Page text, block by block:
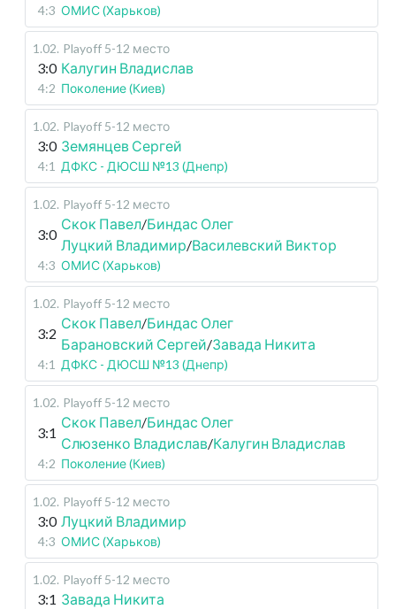
4:3 ОМИС (Харьков)
1.02. Playoff 5-12 место
3:0 Калугин Владислав
4:2 Поколение (Киев)
1.02. Playoff 5-12 место
3:0 Земянцев Сергей
4:1 ДФКС - ДЮСШ №13 (Днепр)
1.02. Playoff 5-12 место
3:0
Скок Павел/Биндас Олег
Луцкий Владимир/Василевский Виктор
4:3 ОМИС (Харьков)
1.02. Playoff 5-12 место
3:2
Скок Павел/Биндас Олег
Барановский Сергей/Завада Никита
4:1 ДФКС - ДЮСШ №13 (Днепр)
1.02. Playoff 5-12 место
3:1
Скок Павел/Биндас Олег
Слюзенко Владислав/Калугин Владислав
4:2 Поколение (Киев)
1.02. Playoff 5-12 место
3:0 Луцкий Владимир
4:3 ОМИС (Харьков)
1.02. Playoff 5-12 место
3:1 Завада Никита